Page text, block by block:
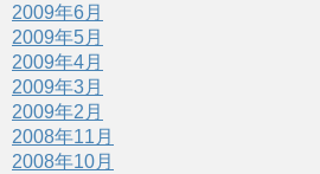
2009年6月
2009年5月
2009年4月
2009年3月
2009年2月
2008年11月
2008年10月